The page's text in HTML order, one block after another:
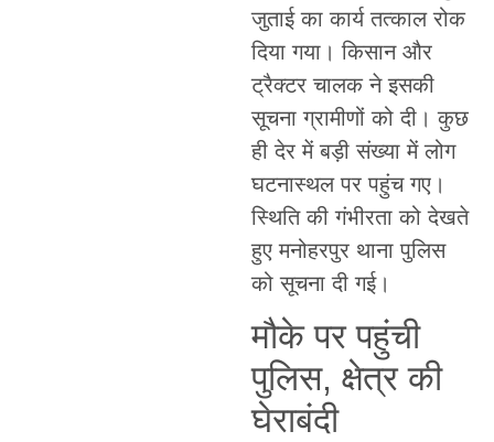
जुताई का कार्य तत्काल रोक
दिया गया। किसान और
ट्रैक्टर चालक ने इसकी
सूचना ग्रामीणों को दी। कुछ
ही देर में बड़ी संख्या में लोग
घटनास्थल पर पहुंच गए।
स्थिति की गंभीरता को देखते
हुए मनोहरपुर थाना पुलिस
को सूचना दी गई।
मौके पर पहुंची
पुलिस, क्षेत्र की
घेराबंदी